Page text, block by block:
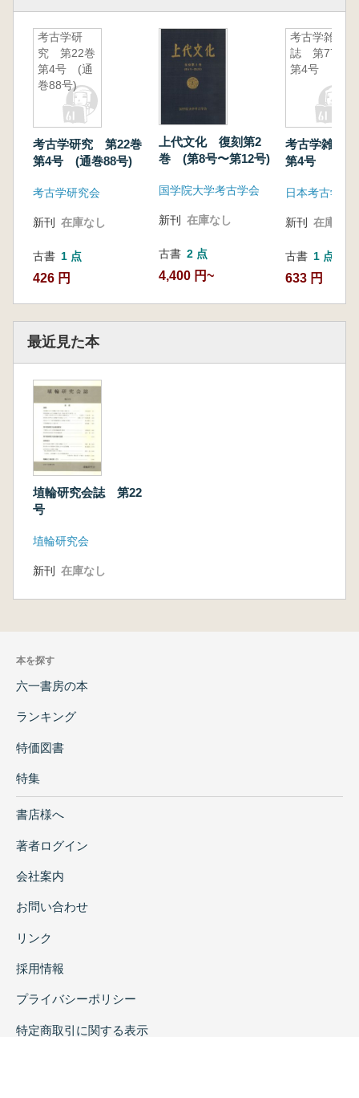
考古学研
究 第22巻
第4号 (通
巻88号)
考古学研究 第22巻
第4号 (通巻88号)
考古学研究会
新刊 在庫なし
古書 1 点
426 円
上代文化 復刻第2
巻 (第8号〜第12号)
国学院大学考古学会
新刊 在庫なし
古書 2 点
4,400 円~
考古学雑
誌 第77巻
第4号
考古学雑誌
第4号
日本考古学会
新刊 在庫なし
古書 1 点
633 円
最近見た本
埴輪研究会誌 第22
号
埴輪研究会
新刊 在庫なし
本を探す
六一書房の本
ランキング
特価図書
特集
書店様へ
著者ログイン
会社案内
お問い合わせ
リンク
採用情報
プライバシーポリシー
特定商取引に関する表示